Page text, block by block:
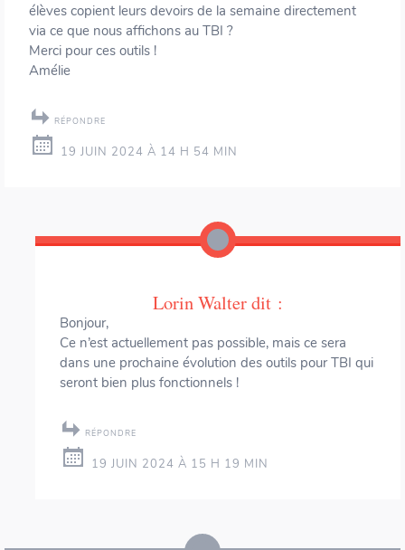
élèves copient leurs devoirs de la semaine directement
via ce que nous affichons au TBI ?
Merci pour ces outils !
Amélie
RÉPONDRE
19 JUIN 2024 À 14 H 54 MIN
Lorin Walterdit :
Bonjour,
Ce n’est actuellement pas possible, mais ce sera
dans une prochaine évolution des outils pour TBI qui
seront bien plus fonctionnels !
RÉPONDRE
19 JUIN 2024 À 15 H 19 MIN